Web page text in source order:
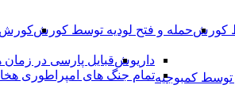
کورشحمله و فتح لودیه توسط کورشکورش
کمبوجیه
داریوشقبایل پارسی در زمان
تمام جنگ های امپراطوری